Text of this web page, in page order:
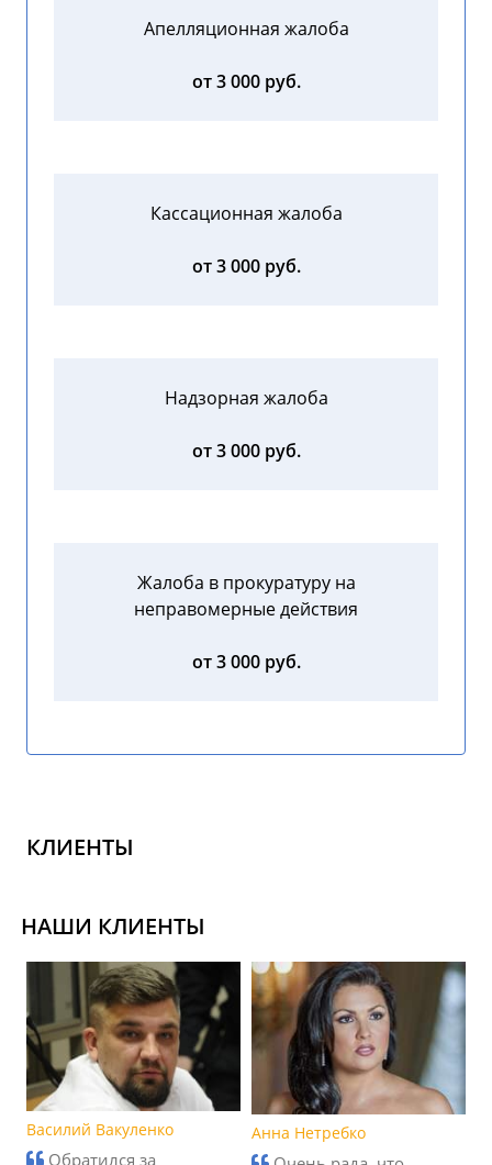
Апелляционная жалоба
от 3 000 руб.
Кассационная жалоба
от 3 000 руб.
Надзорная жалоба
от 3 000 руб.
Жалоба в прокуратуру на
неправомерные действия
от 3 000 руб.
КЛИЕНТЫ
НАШИ КЛИЕНТЫ
Василий Вакуленко
Обратился за
Анна Нетребко